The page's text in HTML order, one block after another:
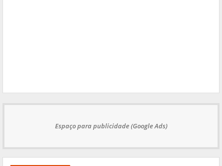
Espaço para publicidade (Google Ads)